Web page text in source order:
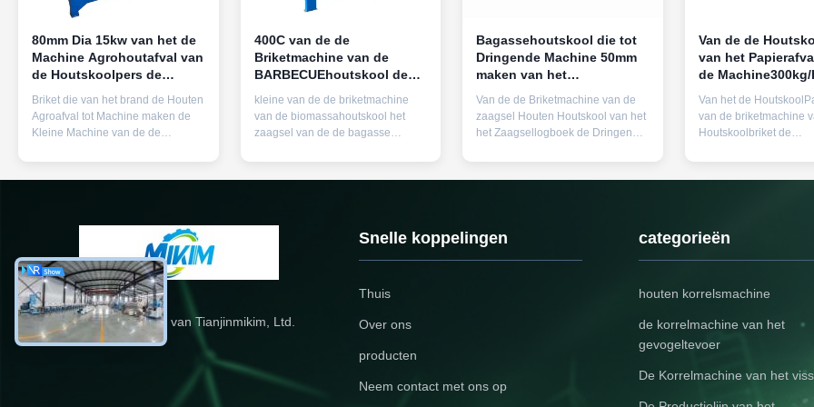
80mm Dia 15kw van het de
Machine Agrohoutafval van
de Houtskoolpers de
Briketmachine
Briket die van het brand de Houten
Agroafval tot Machine maken de
Kleine Machine van de de
voor Rijstschil Deze machine is het
belangrijkste materiaal om tot stok
zaagsel, rijstshell, koffieschil,
400C van de de
Briketmachine van de
BARBECUEhoutskool de
Pers1.5g/Cm3 Antirust
Hoogte - dichtheid
kleine van de de briketmachine
van de biomassahoutskool het
zaagsel van de de bagasse
pers die machine maken 400
graad de op hoge temperatuur van
vorm het houten zaagsel in houten
briketten. De vochtigheid ...
Bagassehoutskool die tot
Dringende Machine 50mm
maken van het
Machinezaagsel Dia
Van de de Briketmachine van de
zaagsel Houten Houtskool van het
het Zaagsellogboek de Dringende
diverse grondstoffen zoals
zaagsel, schaafsel,
zonnebloemsteel, grote haulm, ...
Van de de
van het
de Machine300kg/
Koolstofstaal
Van het de
van de briketmachine
Houtskoolbriket de
drijft Machine uit is het
belangrijkste
koolstofhoudende
materialen zoals
rijstschil, ...
De Techniekco. van Tianjinmikim, Ltd.
Snelle koppelingen
Thuis
Over ons
producten
Neem contact met ons op
categorieën
houten korrelsmachine
de korrelmachine van het
gevogeltevoer
De Korrelmachine van het